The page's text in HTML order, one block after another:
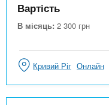
Вартість
В місяць: 2 300 грн
Кривий Ріг Онлайн